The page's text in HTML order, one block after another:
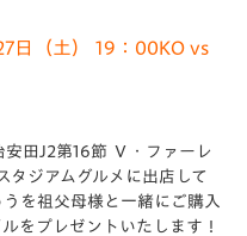
日（土） 19：00KO vs
田J2第16節 Ｖ・ファーレ
タジアムグルメに出店して
を祖父母様と一緒にご購入
をプレゼントいたします！